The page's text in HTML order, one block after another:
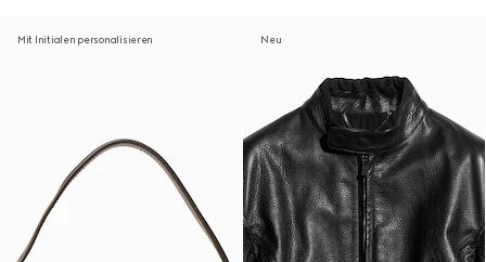
Mit Initialen personalisieren Neu